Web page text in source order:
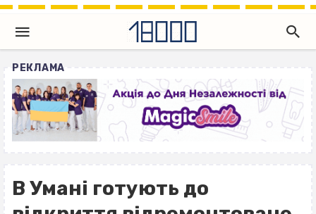
РЕКЛАМА
В Умані готують до